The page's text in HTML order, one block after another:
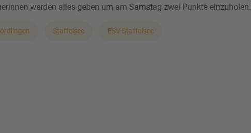
werden alles geben um am Samstag zwei Punkte einzuholen.
Staffelsee ESV Staffelsee